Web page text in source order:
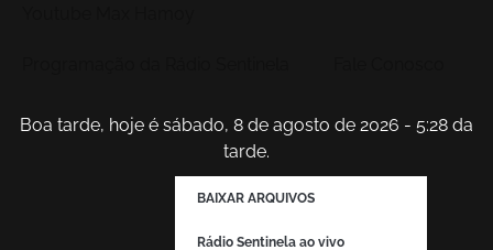
Boa tarde, hoje é sábado, 8 de agosto de 2026 - 5:28 da
tarde.
BAIXAR ARQUIVOS
Rádio Sentinela ao vivo